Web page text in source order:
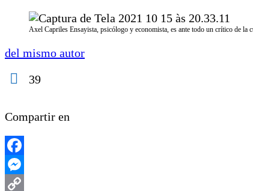
Axel Capriles Ensayista, psicólogo y economista, es ante todo un crítico de
del mismo autor
39
Compartir en
Facebook
Messenger